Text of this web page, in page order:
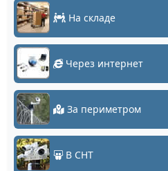
На складе
Через интернет
За периметром
В СНТ